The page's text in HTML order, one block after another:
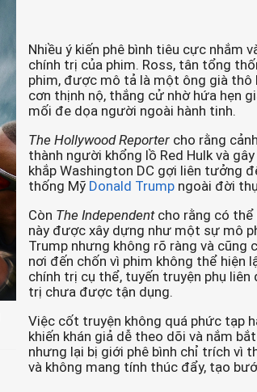
Nhiều ý kiến phê bình tiêu cực nhắm
chính trị của phim. Ross, tân tổng
phim, được mô tả là một ông già thô
cơn thịnh nộ, thắng cử nhờ hứa hẹn
mối đe dọa người ngoài hành tinh.
The Hollywood Reportercho rằng
thành người khổng lồ Red Hulk và
khắp Washington DC gợi liên tưởng
thống Mỹ Donald Trumpngoài đời
Còn The Independent cho rằng có thể
này được xây dựng như một sự mô
Trump nhưng không rõ ràng và cũng
nơi đến chốn vì phim không thể hiện
chính trị cụ thể, tuyến truyện phụ liên
trị chưa được tận dụng.
Việc cốt truyện không quá phức tạp
khiến khán giả dễ theo dõi và nắm
nhưng lại bị giới phê bình chỉ trích vì
và không mang tính thúc đẩy, tạo